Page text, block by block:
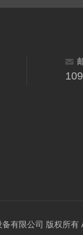
有限公司 版权所有